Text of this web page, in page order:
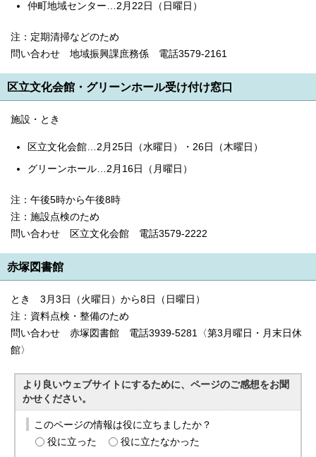
仲町地域センター…2月22日（日曜日）
注：定期清掃などのため
問い合わせ 地域振興課庶務係 電話3579-2161
区立文化会館・グリーンホール受け付け窓口
施設・とき
区立文化会館…2月25日（水曜日）・26日（木曜日）
グリーンホール…2月16日（月曜日）
注：午後5時から午後8時
注：施設点検のため
問い合わせ 区立文化会館 電話3579-2222
赤塚図書館
とき 3月3日（火曜日）から8日（日曜日）
注：資料点検・整備のため
問い合わせ 赤塚図書館 電話3939-5281〈第3月曜日・月末日休
館〉
より良いウェブサイトにするために、ページのご感想をお聞
かせください。
このページの情報は役に立ちましたか？
役に立った
役に立たなかった